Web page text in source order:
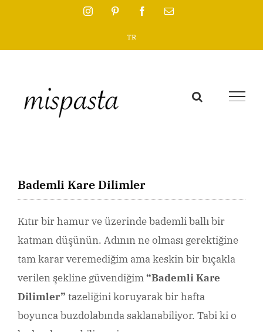
InstagramPinterest FacebookEmail
TR
Bademli Kare Dilimler
Kıtır bir hamur ve üzerinde bademli ballı bir
katman düşünün. Adının ne olması gerektiğine
tam karar veremediğim ama keskin bir bıçakla
verilen şekline güvendiğim“Bademli Kare
Dilimler” tazeliğini koruyarak bir hafta
boyunca buzdolabında saklanabiliyor. Tabi ki o